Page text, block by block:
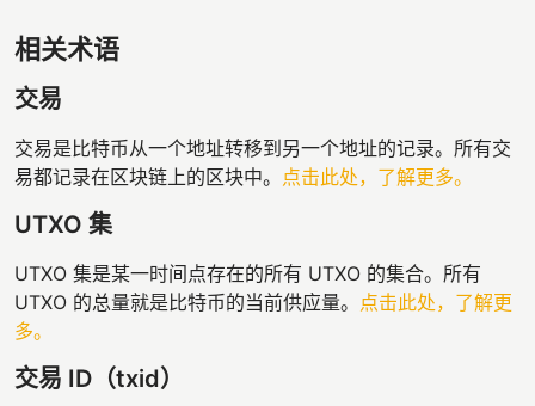
相关术语
交易
交易是比特币从一个地址转移到另一个地址的记录。所有交
易都记录在区块链上的区块中。 点击此处，了解更多。
UTXO 集
UTXO 集是某一时间点存在的所有 UTXO 的集合。所有
UTXO 的总量就是比特币的当前供应量。 点击此处，了解更
多。
交易 ID（txid）